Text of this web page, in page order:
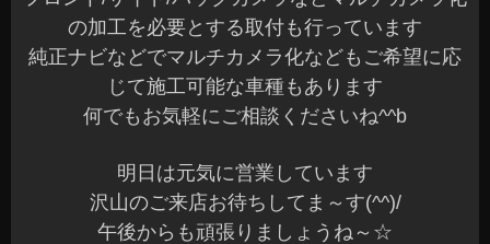
の加工を必要とする取付も行っています
純正ナビなどでマルチカメラ化などもご希望に応
じて施工可能な車種もあります
何でもお気軽にご相談くださいね^^b
明日は元気に営業しています
沢山のご来店お待ちしてま～す(^^)/
午後からも頑張りましょうね～☆